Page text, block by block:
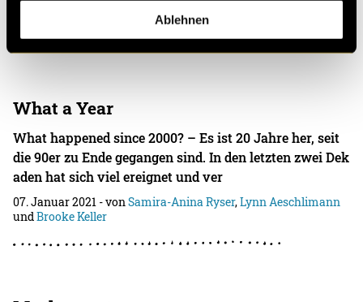
Ablehnen
Lynn Aeschlimann
What a Year
What happened since 2000? – Es ist 20 Jahre her, seit
die 90er zu Ende gegangen sind. In den letzten zwei Dek
aden hat sich viel ereignet und ver
07. Januar 2021 - vonSamira-Anina Ryser,Lynn Aeschlimann
undBrooke Keller